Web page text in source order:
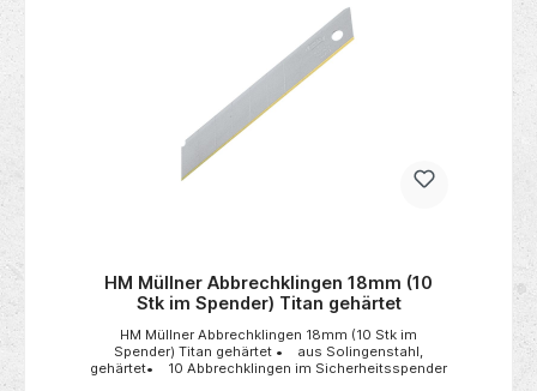
HM Müllner Abbrechklingen 18mm (10
Stk im Spender) Titan gehärtet
HM Müllner Abbrechklingen 18mm (10 Stk im
Spender) Titan gehärtet • aus Solingenstahl,
gehärtet• 10 Abbrechklingen im Sicherheitsspender